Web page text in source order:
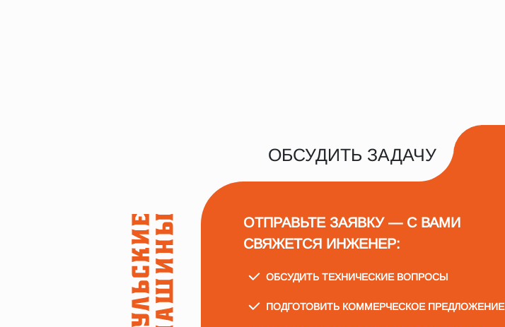
ОБСУДИТЬ ЗАДАЧУ
ОТПРАВЬТЕ ЗАЯВКУ — С ВАМИ
СВЯЖЕТСЯ ИНЖЕНЕР:
ОБСУДИТЬ ТЕХНИЧЕСКИЕ ВОПРОСЫ
ПОДГОТОВИТЬ КОММЕРЧЕСКОЕ ПРЕДЛОЖЕНИЕ